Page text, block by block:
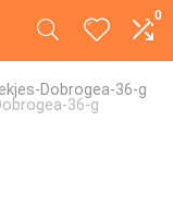
0
Dobrogea-36-g
36-g